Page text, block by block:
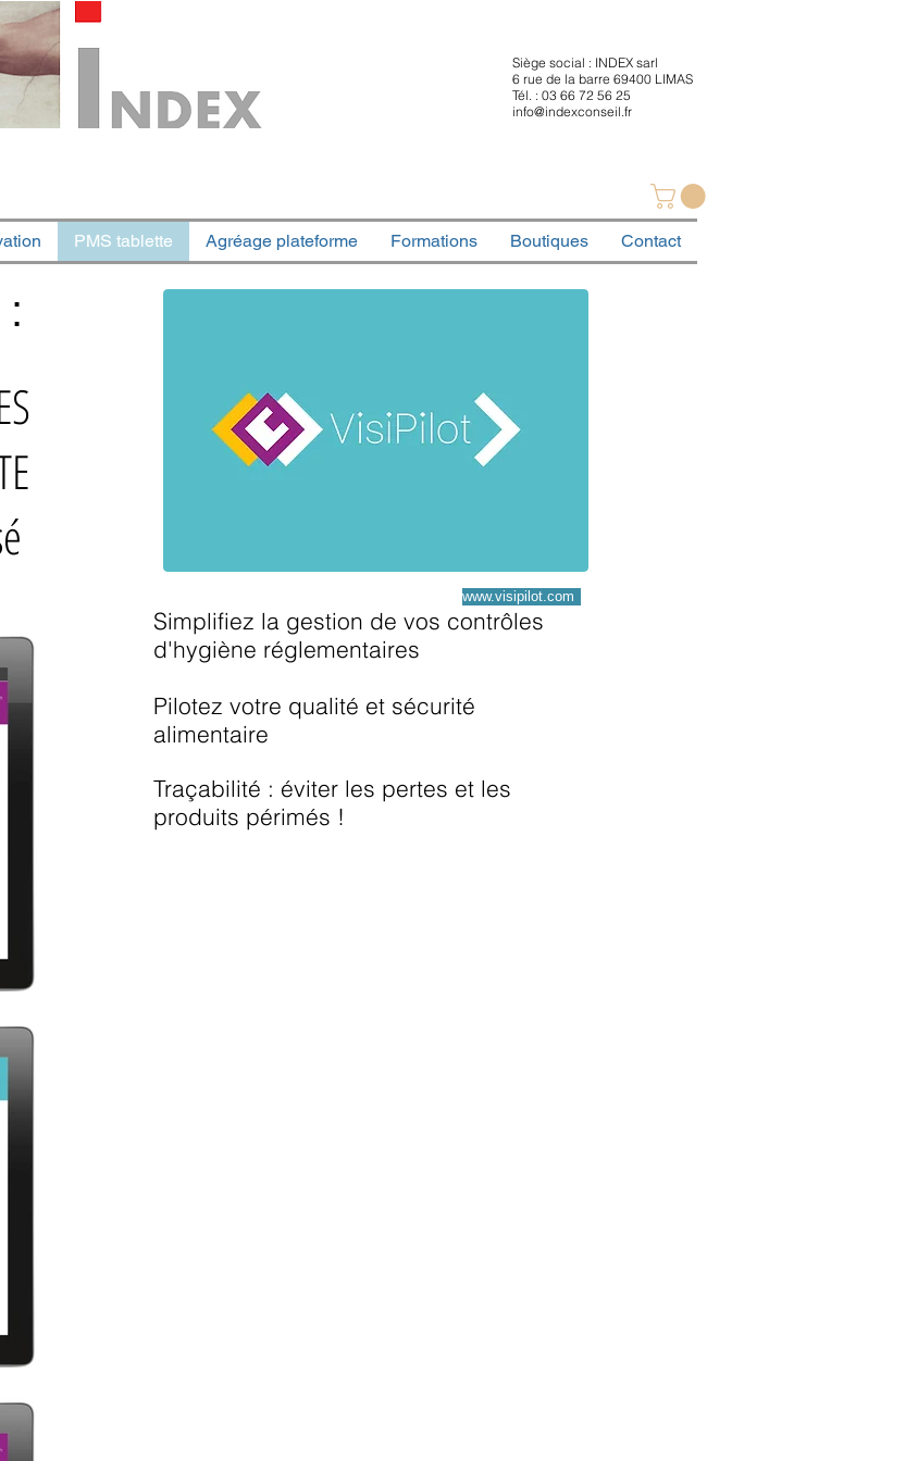
Siège social : INDEX sarl
6 rue de la barre 69400 LIMAS
Tél. : 03 66 72 56 25
info@indexconseil.fr
PMS tablette Agréage plateforme Formations Boutiques Contact
www.visipilot.com
Simplifiez la gestion de vos contrôles
d'hygiène réglementaires
Pilotez votre qualité et sécurité
alimentaire
Traçabilité : éviter les pertes et les
produits périmés !